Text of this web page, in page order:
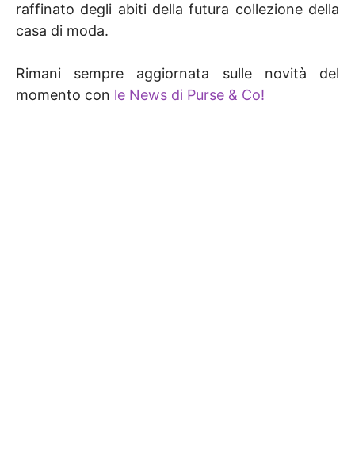
raffinato degli abiti della futura collezione della
casa di moda.
Rimani sempre aggiornata sulle novità del
momento con le News di Purse & Co!